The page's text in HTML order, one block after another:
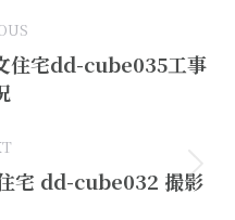
住宅dd-cube035工事
宅 dd-cube032 撮影